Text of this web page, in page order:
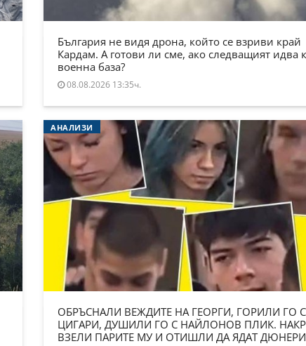
България не видя дрона, който се взриви край
Кардам. А готови ли сме, ако следващият идва
военна база?
08.08.2026 13:35ч.
АНАЛИЗИ
ОБРЪСНАЛИ ВЕЖДИТЕ НА ГЕОРГИ, ГОРИЛИ ГО С
ЦИГАРИ, ДУШИЛИ ГО С НАЙЛОНОВ ПЛИК.
ВЗЕЛИ ПАРИТЕ МУ И ОТИШЛИ ДА ЯДАТ ДЮНЕРИ